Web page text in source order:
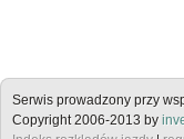
Serwis prowadzony przy
Copyright 2006-2013 by